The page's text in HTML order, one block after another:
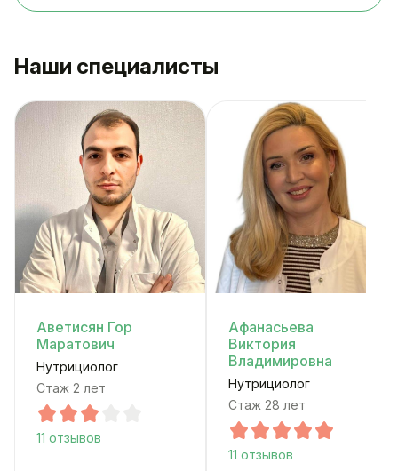
Наши специалисты
Аветисян Гор
Маратович
Нутрициолог
Стаж 2 лет
11 отзывов
Афанасьева
Виктория
Владимировна
Нутрициолог
Стаж 28 лет
11 отзывов